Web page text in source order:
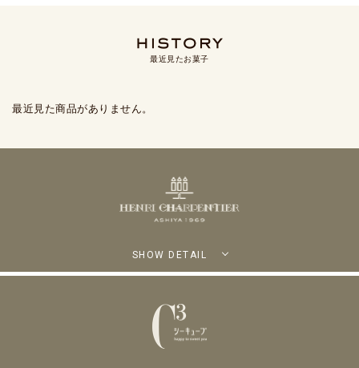
最近見たお菓子
最近見た商品がありません。
SHOW DETAIL